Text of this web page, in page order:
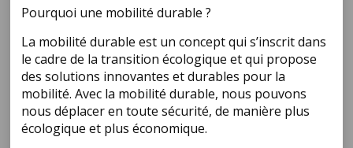
Pourquoi une mobilité durable ?
La mobilité durable est un concept qui s’inscrit dans
le cadre de la transition écologique et qui propose
des solutions innovantes et durables pour la
mobilité. Avec la mobilité durable, nous pouvons
nous déplacer en toute sécurité, de manière plus
écologique et plus économique.